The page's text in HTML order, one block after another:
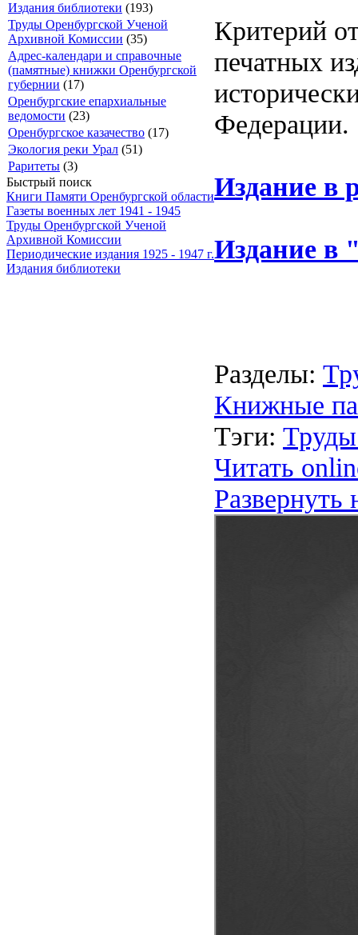
Издания библиотеки (193)
Труды Оренбургской Ученой
Архивной Комиссии (35)
Адрес-календари и справочные
(памятные) книжки Оренбургской
губернии (17)
Оренбургские епархиальные
ведомости (23)
Оренбургское казачество (17)
Экология реки Урал (51)
Раритеты (3)
Быстрый поиск
Книги Памяти Оренбургской области
Газеты военных лет 1941 - 1945
Труды Оренбургской Ученой
Архивной Комиссии
Периодические издания 1925 - 1947 г.
Издания библиотеки
Критерий
печатных
Федерации.
Издание в
Издание
Разделы:
Книжные
Тэги:
Читать
Развернуть